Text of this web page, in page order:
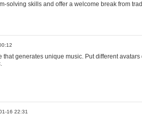
solving skills and offer a welcome break from
that generates unique music. Put different
16 22:31